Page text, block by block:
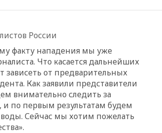
возобновили работу
вчера, 18:50Euractiv: восток
Финляндии приходит в упадок
без российских туристов
вчера, 18:35
аэропорту Геленджика
введены ограничения
России
факту нападения мы уже
Что касается дальнейших
зависеть от предварительных
Как заявили представители
внимательно следить за
по первым результатам будем
Сейчас мы хотим пожелать